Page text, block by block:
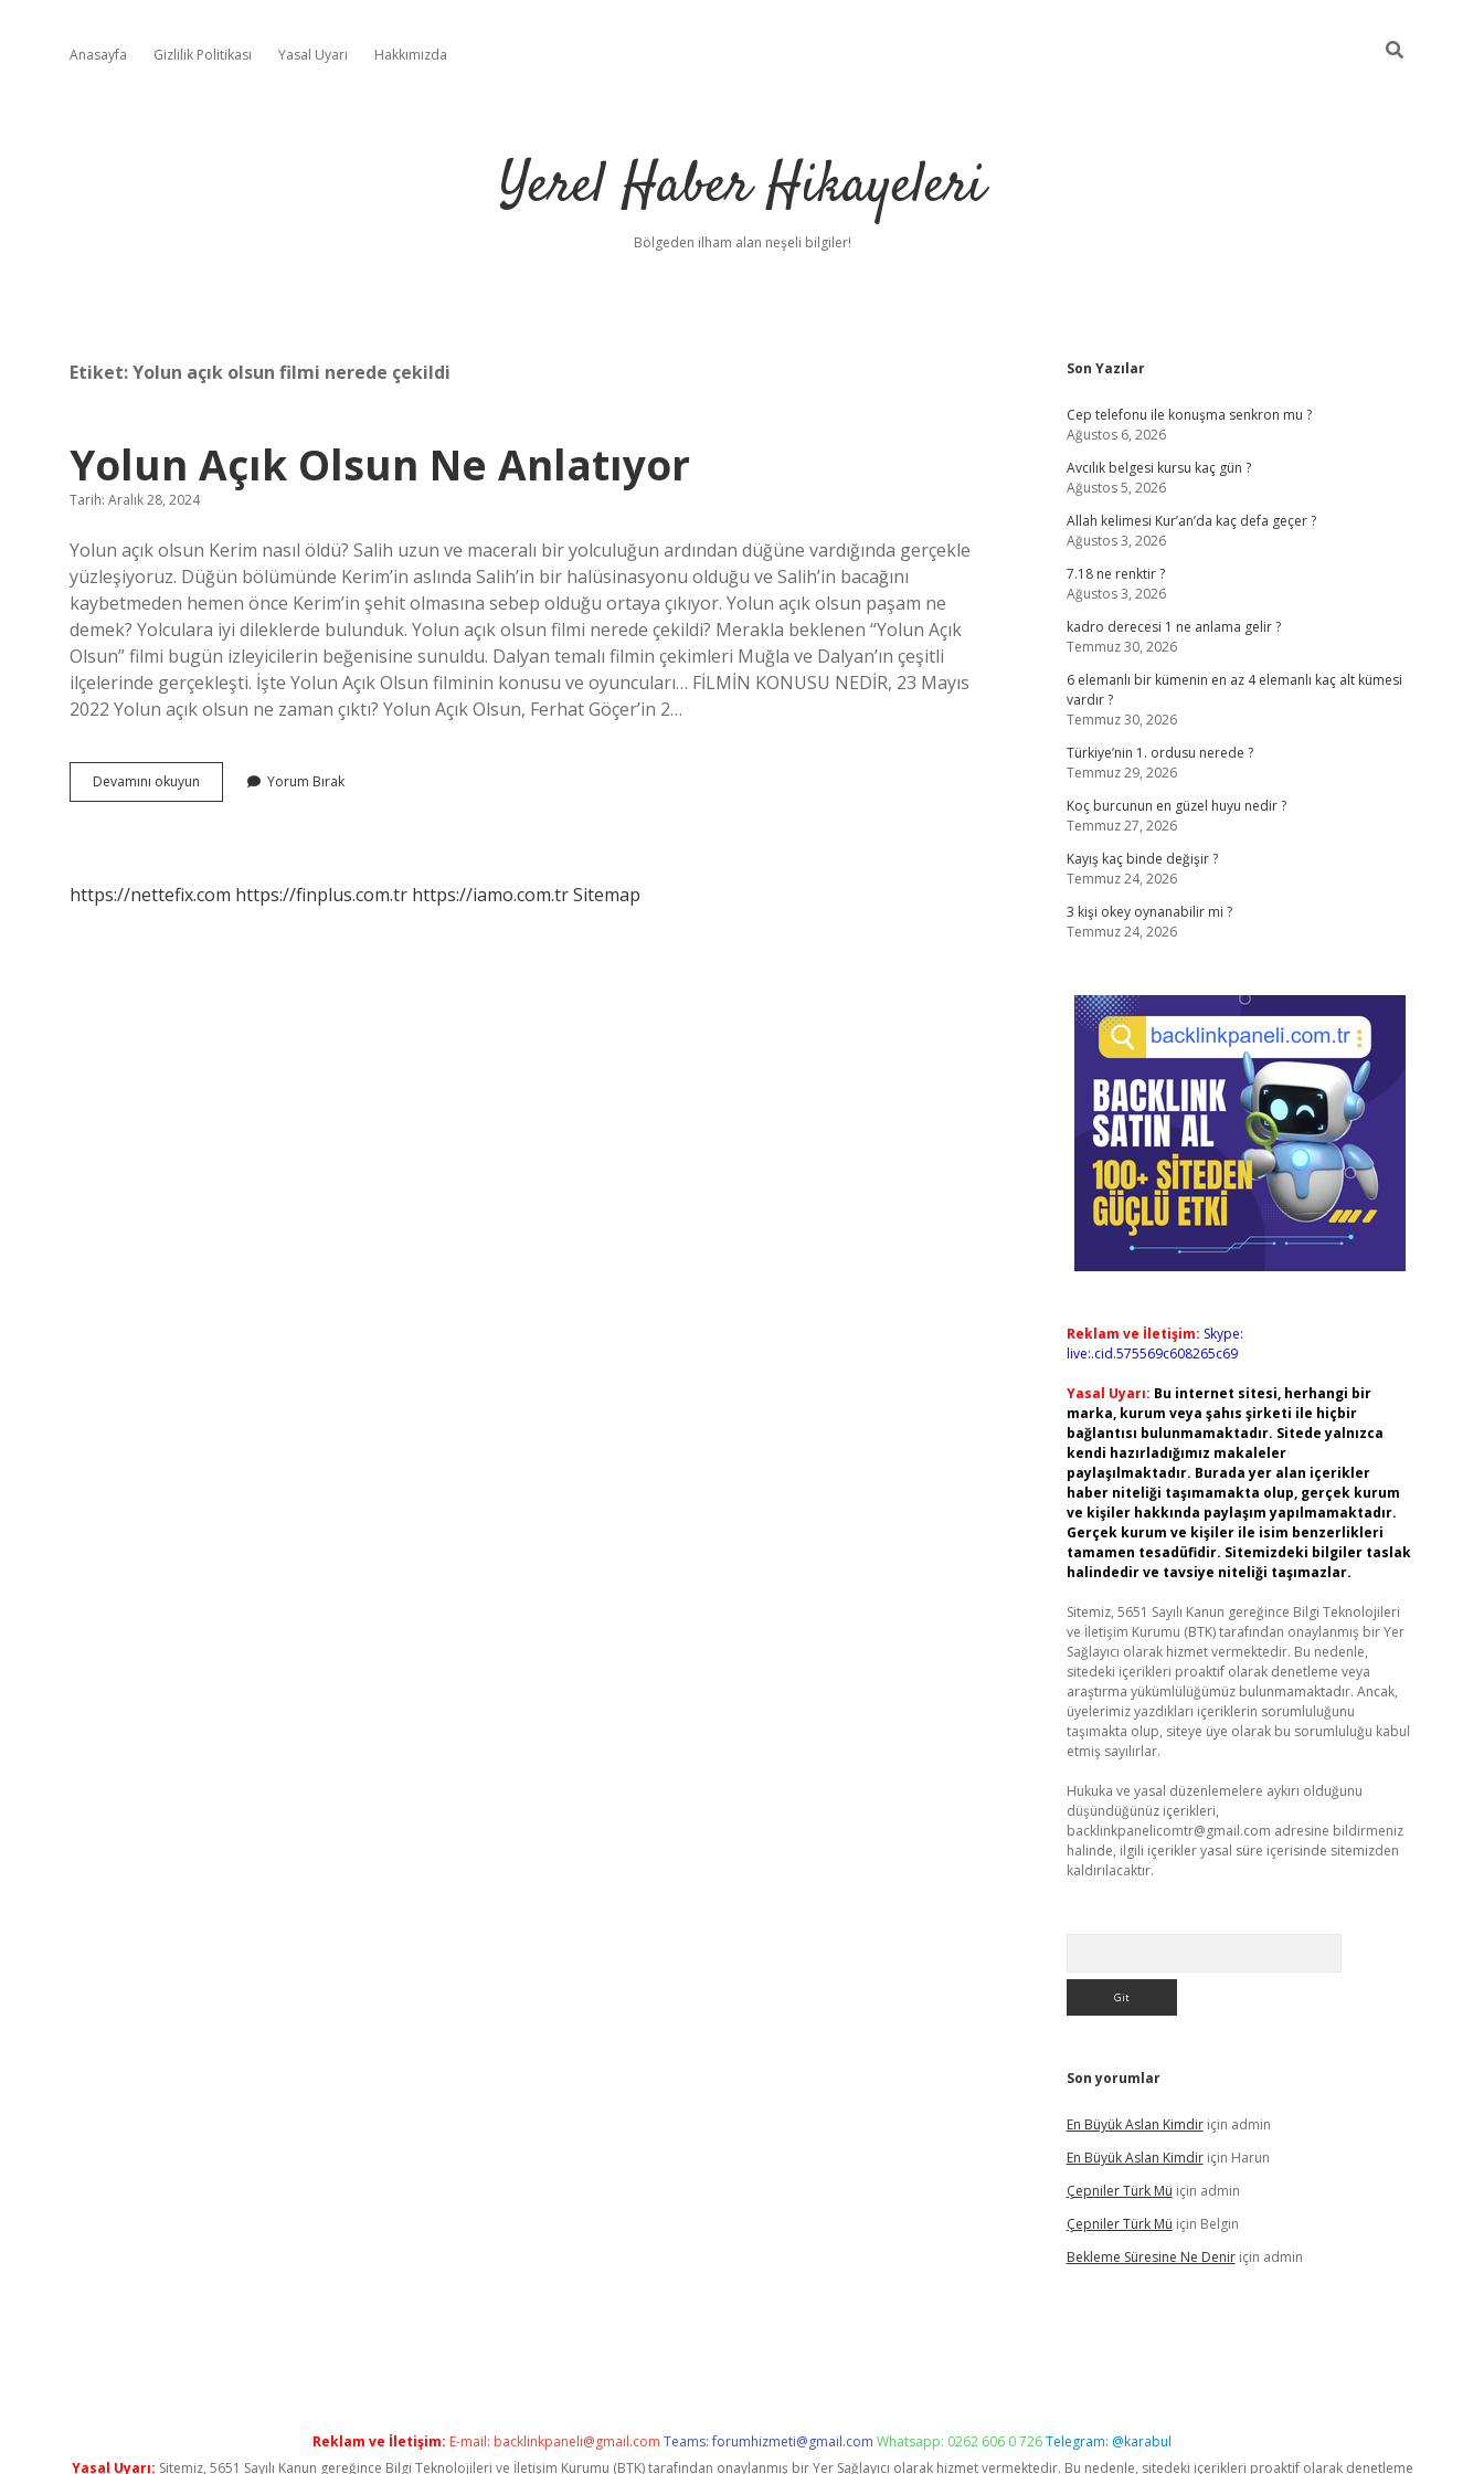
Anasayfa Gizlilik Politikası Yasal Uyarı Hakkımızda
Yerel Haber Hikayeleri
Bölgeden ilham alan neşeli bilgiler!
Etiket:Yolun açık olsun filmi nerede çekildi
Yolun Açık Olsun Ne Anlatıyor
Tarih: Aralık 28, 2024
Yolun açık olsun Kerim nasıl öldü? Salih uzun ve maceralı bir yolculuğun ardından düğüne vardığında gerçekle
yüzleşiyoruz. Düğün bölümünde Kerim’in aslında Salih’in bir halüsinasyonu olduğu ve Salih’in bacağını
kaybetmeden hemen önce Kerim’in şehit olmasına sebep olduğu ortaya çıkıyor. Yolun açık olsun paşam ne
demek? Yolculara iyi dileklerde bulunduk. Yolun açık olsun filmi nerede çekildi? Merakla beklenen “Yolun Açık
Olsun” filmi bugün izleyicilerin beğenisine sunuldu. Dalyan temalı filmin çekimleri Muğla ve Dalyan’ın çeşitli
ilçelerinde gerçekleşti. İşte Yolun Açık Olsun filminin konusu ve oyuncuları… FİLMİN KONUSU NEDİR, 23 Mayıs
2022 Yolun açık olsun ne zaman çıktı? Yolun Açık Olsun, Ferhat Göçer’in 2…
Devamını okuyun
Açık
Yorum Bırak
https://nettefix.com https://finplus.com.tr https://iamo.com.trSitemap
Sidebar
Son Yazılar
Cep telefonu ile konuşma senkron mu ?
Ağustos 6, 2026
Avcılık belgesi kursu kaç gün ?
Ağustos 5, 2026
Allah kelimesi Kur’an’da kaç defa geçer ?
Ağustos 3, 2026
7.18 ne renktir ?
Ağustos 3, 2026
kadro derecesi 1 ne anlama gelir ?
Temmuz 30, 2026
6 elemanlı bir kümenin en az 4 elemanlı kaç alt kümesi
vardır ?
Temmuz 30, 2026
Türkiye’nin 1. ordusu nerede ?
Temmuz 29, 2026
Koç burcunun en güzel huyu nedir ?
Temmuz 27, 2026
Kayış kaç binde değişir ?
Temmuz 24, 2026
3 kişi okey oynanabilir mi ?
Temmuz 24, 2026
Reklam ve İletişim: Skype:
live:.cid.575569c608265c69
Yasal Uyarı: Bu internet sitesi, herhangi bir
marka, kurum veya şahıs şirketi ile hiçbir
bağlantısı bulunmamaktadır. Sitede yalnızca
kendi hazırladığımız makaleler
paylaşılmaktadır. Burada yer alan içerikler
haber niteliği taşımamakta olup, gerçek kurum
ve kişiler hakkında paylaşım yapılmamaktadır.
Gerçek kurum ve kişiler ile isim benzerlikleri
tamamen tesadüfidir. Sitemizdeki bilgiler taslak
halindedir ve tavsiye niteliği taşımazlar.
Sitemiz, 5651 Sayılı Kanun gereğince Bilgi Teknolojileri
ve İletişim Kurumu (BTK) tarafından onaylanmış bir Yer
Sağlayıcı olarak hizmet vermektedir. Bu nedenle,
sitedeki içerikleri proaktif olarak denetleme veya
araştırma yükümlülüğümüz bulunmamaktadır. Ancak,
üyelerimiz yazdıkları içeriklerin sorumluluğunu
taşımakta olup, siteye üye olarak bu sorumluluğu kabul
etmiş sayılırlar.
Hukuka ve yasal düzenlemelere aykırı olduğunu
düşündüğünüz içerikleri,
backlinkpanelicomtr@gmail.com adresine bildirmeniz
halinde, ilgili içerikler yasal süre içerisinde sitemizden
kaldırılacaktır.
Son yorumlar
En Büyük Aslan Kimdiriçin admin
En Büyük Aslan Kimdiriçin Harun
Çepniler Türk Mü için admin
Çepniler Türk Mü için Belgin
Bekleme Süresine Ne Deniriçin admin
Reklam ve İletişim: E-mail: backlinkpaneli@gmail.com Teams:forumhizmeti@gmail.com Whatsapp: 0262 606 0 726Telegram: @karabul
Yasal Uyarı: Sitemiz, 5651 Sayılı Kanun gereğince Bilgi Teknolojileri ve İletişim Kurumu (BTK) tarafından onaylanmış bir Yer Sağlayıcı olarak hizmet vermektedir. Bu nedenle, sitedeki içerikleri proaktif olarak denetleme